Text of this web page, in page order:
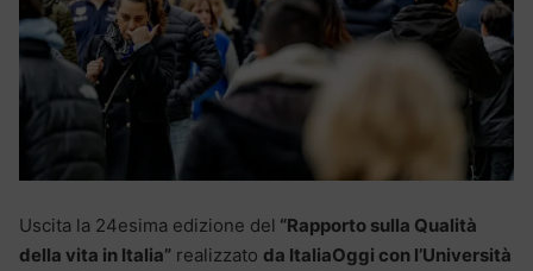
Uscita la 24esima edizione del “Rapporto sulla Qualità
della vita in Italia” realizzato da ItaliaOggi con l’Università